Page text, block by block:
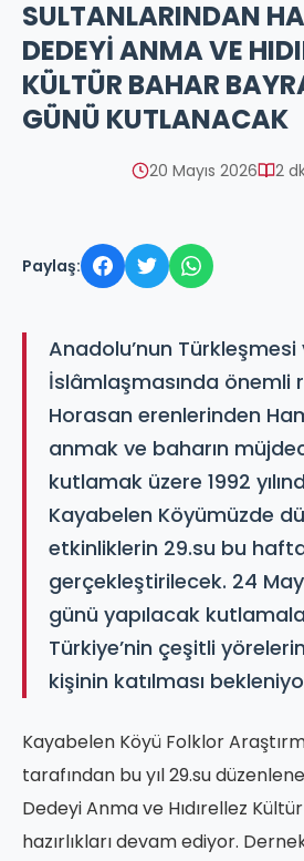
SULTANLARINDAN
DEDEYİ ANMA VE
KÜLTÜR BAHAR
GÜNÜ KUTLANACAK
20 Mayıs 2026 2
Paylaş:
Anadolu’nun Türkleşmesi
İslâmlaşmasında önemli
Horasan erenlerinden
anmak ve baharın
kutlamak üzere 1992
Kayabelen Köyümüzde
etkinliklerin 29.su bu
gerçekleştirilecek. 24
günü yapılacak
Türkiye’nin çeşitli
kişinin katılması
Kayabelen Köyü Folklor
tarafından bu yıl 29.su
Dedeyi Anma ve Hıdırellez
hazırlıkları devam ediyor.